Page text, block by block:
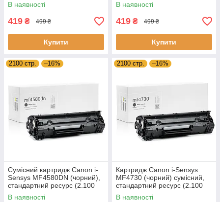
В наявності
419 ₴ 499 ₴
Купити
В наявності
419 ₴ 499 ₴
Купити
2100 стр. –16%
Сумісний картридж Canon i-
Sensys MF4580DN (чорний),
стандартний ресурс (2.100
стор.) аналог від Gravitone
В наявності
2100 стр. –16%
Картридж Canon i-Sensys
MF4730 (чорний) сумісний,
стандартний ресурс (2.100
стор.) аналог від Gravitone
В наявності